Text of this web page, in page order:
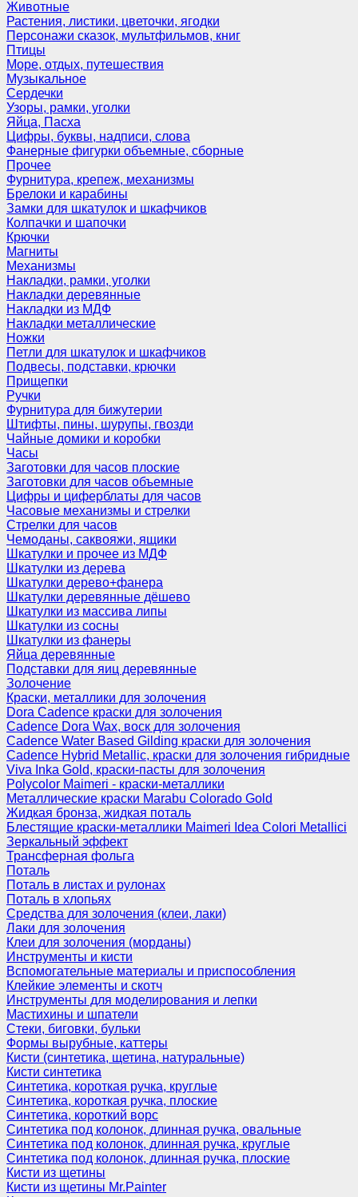
Животные
Растения, листики, цветочки, ягодки
Персонажи сказок, мультфильмов, книг
Птицы
Море, отдых, путешествия
Музыкальное
Сердечки
Узоры, рамки, уголки
Яйца, Пасха
Цифры, буквы, надписи, слова
Фанерные фигурки объемные, сборные
Прочее
Фурнитура, крепеж, механизмы
Брелоки и карабины
Замки для шкатулок и шкафчиков
Колпачки и шапочки
Крючки
Магниты
Механизмы
Накладки, рамки, уголки
Накладки деревянные
Накладки из МДФ
Накладки металлические
Ножки
Петли для шкатулок и шкафчиков
Подвесы, подставки, крючки
Прищепки
Ручки
Фурнитура для бижутерии
Штифты, пины, шурупы, гвозди
Чайные домики и коробки
Часы
Заготовки для часов плоские
Заготовки для часов объемные
Цифры и циферблаты для часов
Часовые механизмы и стрелки
Стрелки для часов
Чемоданы, саквояжи, ящики
Шкатулки и прочее из МДФ
Шкатулки из дерева
Шкатулки дерево+фанера
Шкатулки деревянные дёшево
Шкатулки из массива липы
Шкатулки из сосны
Шкатулки из фанеры
Яйца деревянные
Подставки для яиц деревянные
Золочение
Краски, металлики для золочения
Dora Cadence краски для золочения
Cadence Dora Wax, воск для золочения
Cadence Water Based Gilding краски для золочения
Cadence Hybrid Metallic, краски для золочения гибридные
Viva Inka Gold, краски-пасты для золочения
Polycolor Maimeri - краски-металлики
Металлические краски Marabu Colorado Gold
Жидкая бронза, жидкая поталь
Блестящие краски-металлики Maimeri Idea Colori Metallici
Зеркальный эффект
Трансферная фольга
Поталь
Поталь в листах и рулонах
Поталь в хлопьях
Средства для золочения (клеи, лаки)
Лаки для золочения
Клеи для золочения (морданы)
Инструменты и кисти
Вспомогательные материалы и приспособления
Клейкие элементы и скотч
Инструменты для моделирования и лепки
Мастихины и шпатели
Стеки, биговки, бульки
Формы вырубные, каттеры
Кисти (синтетика, щетина, натуральные)
Кисти синтетика
Синтетика, короткая ручка, круглые
Синтетика, короткая ручка, плоские
Синтетика, короткий ворс
Синтетика под колонок, длинная ручка, овальные
Синтетика под колонок, длинная ручка, круглые
Синтетика под колонок, длинная ручка, плоские
Кисти из щетины
Кисти из щетины Mr.Painter